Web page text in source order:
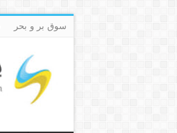
سوق بر و بحر